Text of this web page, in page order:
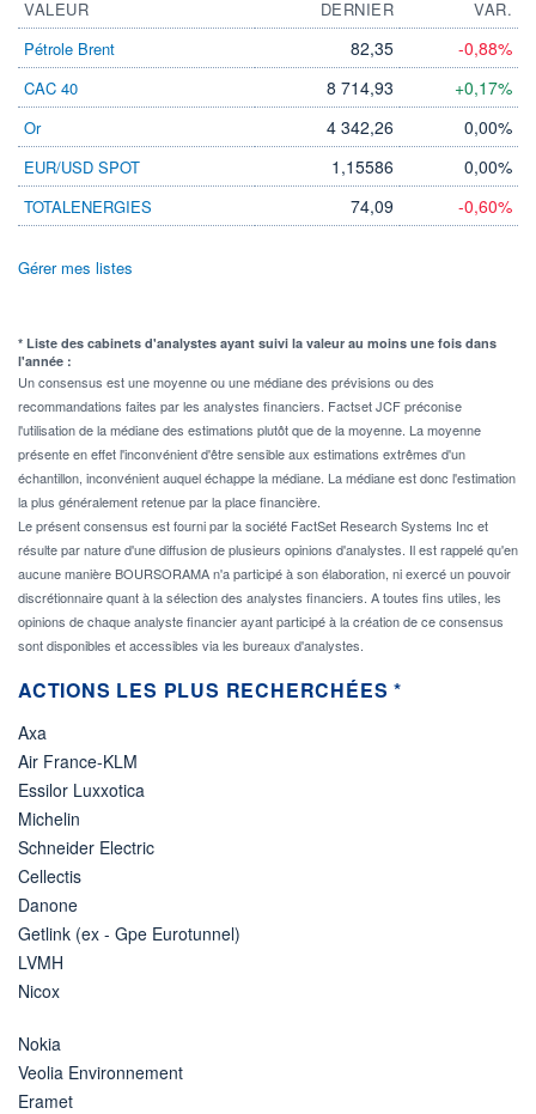
VALEUR DERNIER
VAR.
Pétrole Brent
82,35 -0,88%
CAC 40 8 714,93 +0,17%
Or 4 342,26 0,00%
EUR/USD SPOT 1,15586 0,00%
TOTALENERGIES 74,09 -0,60%
Gérer mes listes
* Liste des cabinets d'analystes ayant suivi la valeur au moins une fois dans
l'année :
Un consensus est une moyenne ou une médiane des prévisions ou des
recommandations faites par les analystes financiers. Factset JCF préconise
l'utilisation de la médiane des estimations plutôt que de la moyenne. La moyenne
présente en effet l'inconvénient d'être sensible aux estimations extrêmes d'un
échantillon, inconvénient auquel échappe la médiane. La médiane est donc l'estimation
la plus généralement retenue par la place financière.
Le présent consensus est fourni par la société FactSet Research Systems Inc et
résulte par nature d'une diffusion de plusieurs opinions d'analystes. Il est rappelé qu'en
aucune manière BOURSORAMA n'a participé à son élaboration, ni exercé un pouvoir
discrétionnaire quant à la sélection des analystes financiers. A toutes fins utiles, les
opinions de chaque analyste financier ayant participé à la création de ce consensus
sont disponibles et accessibles via les bureaux d'analystes.
ACTIONS LES PLUS RECHERCHÉES *
Axa
Air France-KLM
Essilor Luxxotica
Michelin
Schneider Electric
Cellectis
Danone
Getlink (ex - Gpe Eurotunnel)
LVMH
Nicox
Nokia
Veolia Environnement
Eramet